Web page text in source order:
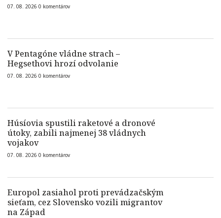
07. 08. 2026 0 komentárov
V Pentagóne vládne strach –
Hegsethovi hrozí odvolanie
07. 08. 2026 0 komentárov
Húsíovia spustili raketové a dronové
útoky, zabili najmenej 38 vládnych
vojakov
07. 08. 2026 0 komentárov
Europol zasiahol proti prevádzačským
sieťam, cez Slovensko vozili migrantov
na Západ